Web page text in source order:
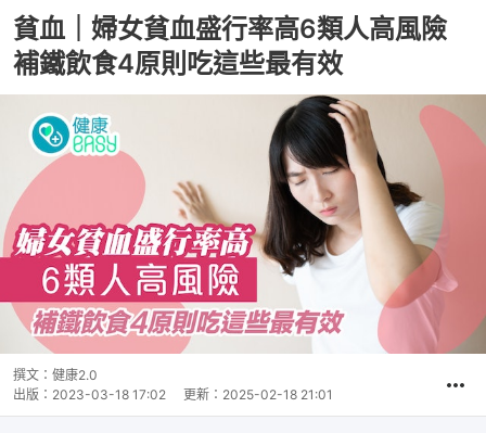
貧血｜婦女貧血盛行率高6類人高風險
補鐵飲食4原則吃這些最有效
撰文： 健康2.0
出版： 2023-03-18 17:02 更新： 2025-02-18 21:01